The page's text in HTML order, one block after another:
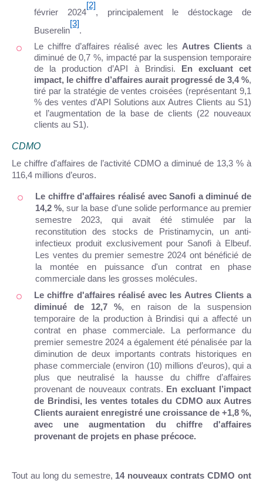
février 2024
[2]
, principalement le déstockage de
Buserelin
[3]
.
Le chiffre d’affaires réalisé avec les Autres Clientsa
diminué de 0,7 %, impacté par la suspension temporaire
de la production d’API à Brindisi.
En excluant cet
impact, le chiffre d’affaires aurait progressé de 3,4 %,
tiré par la stratégie de ventes croisées (représentant 9,1
% des ventes d’API Solutions aux Autres Clients au S1)
et l’augmentation de la base de clients (22 nouveaux
clients au S1).
CDMO
Le chiffre d'affaires de l’activité CDMO a diminué de 13,3 % à
116,4 millions d’euros.
Le chiffre d'affaires réalisé avec Sanofi a diminué de
14,2 %, sur la base d'une solide performance au premier
semestre 2023, qui avait été stimulée par la
reconstitution des stocks de Pristinamycin, un anti-
infectieux produit exclusivement pour Sanofi à Elbeuf.
Les ventes du premier semestre 2024 ont bénéficié de
la montée en puissance d'un contrat en phase
commerciale dans les grosses molécules.
Le chiffre d'affaires réalisé avec les Autres Clients a
diminué de 12,7 %, en raison de la suspension
temporaire de la production à Brindisi qui a affecté un
contrat en phase commerciale.
La performance du
premier semestre 2024 a également été pénalisée par la
diminution de deux importants contrats historiques en
phase commerciale (environ (10) millions d’euros), qui a
plus que neutralisé la hausse du chiffre d’affaires
provenant de nouveaux contrats. En excluant l’impact
de Brindisi, les ventes totales du CDMO aux Autres
Clients auraient enregistré une croissance de +1,8 %,
avec une augmentation du chiffre d'affaires
provenant de projets en phase précoce.
Tout au long du semestre, 14 nouveaux contrats CDMO ont